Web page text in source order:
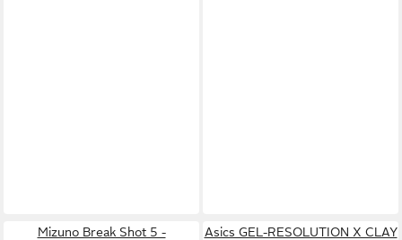
Mizuno Break Shot 5 -
Asics GEL-RESOLUTION X CLAY